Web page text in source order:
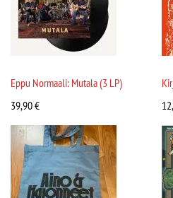
Eppu Normaali: Mutala (3 LP)
39,90€